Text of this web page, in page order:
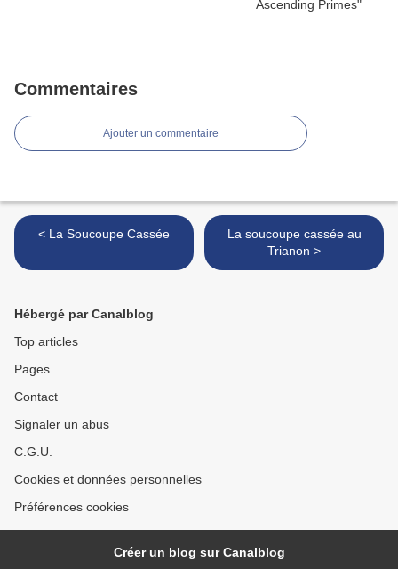
Commentaires
Ajouter un commentaire
< La Soucoupe Cassée
La soucoupe cassée au
Trianon >
Hébergé par Canalblog
Top articles
Pages
Contact
Signaler un abus
C.G.U.
Cookies et données personnelles
Préférences cookies
Créer un blog sur Canalblog